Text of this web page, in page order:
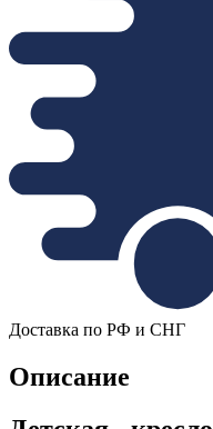
Доставка по РФ и СНГ
Описание